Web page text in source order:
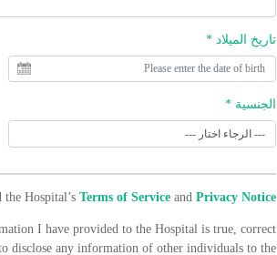
تاريخ الميلاد *
الجنسية *
the Hospital’s Terms of Service and Privacy Notice
I have provided to the Hospital is true, correct
disclose any information of other individuals to the